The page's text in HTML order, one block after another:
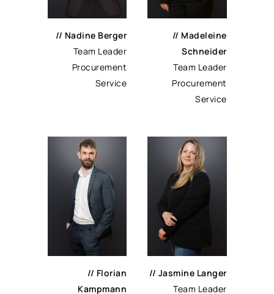
// Nadine Berger
Team Leader
Procurement
Service
// Madeleine
Schneider
Team Leader
Procurement
Service
// Florian
Kampmann
// Jasmine Langer
Team Leader